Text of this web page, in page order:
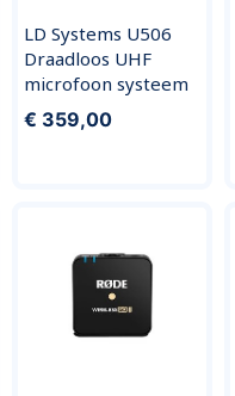
LD Systems U506
Draadloos UHF
microfoon systeem
€ 359,00